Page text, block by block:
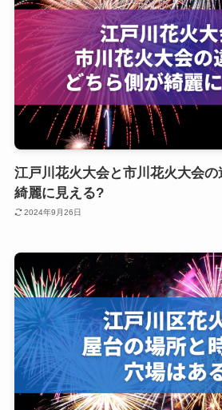
江戸川花火大会と市川花火大会
綺麗に見える?
2024年9月26日